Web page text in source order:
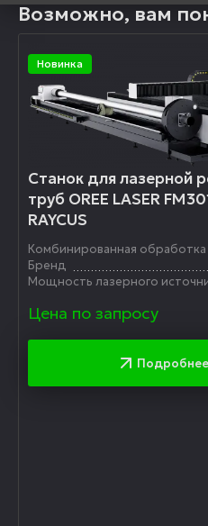
Возможно, вам
Новинка
Станок для лазерной
труб OREE LASER
RAYCUS
Комбинированная обработка
Бренд
Мощность лазерного
Цена по запросу
Подробнее